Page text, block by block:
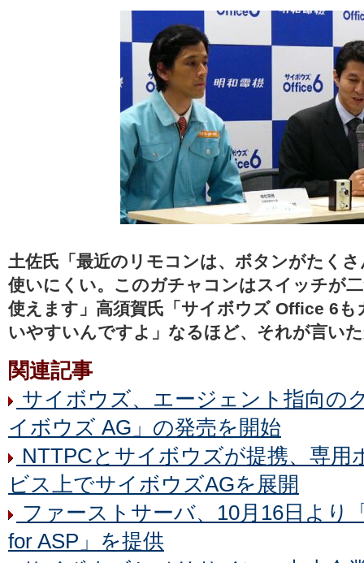
土佐氏「最近のリモコンは、ボタンがたく
使いにくい。このガチャコンはスイッチが
使えます」高須賀氏「サイボウズ Office 6
いやすいんですよ」なるほど、それが言い
関連記事
サイボウズ、エージェント指向の
イボウズ AG」の発売を開始
NTTPCとサイボウズが提携、専用
ビス上でサイボウズAGを展開
ファーストサーバ、10月16日より
for ASP」を提供